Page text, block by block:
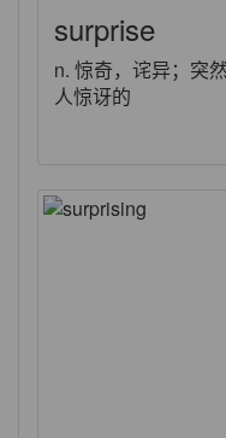
surprise
n. 惊奇，诧异；突
人惊讶的